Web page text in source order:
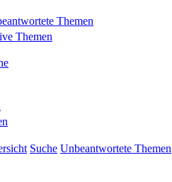
Themen
Themen
Suche Unbeantwortete Themen